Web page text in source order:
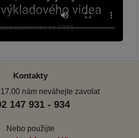
Kontakty
nám neváhejte zavolat
147 931 - 934
Nebo použijte